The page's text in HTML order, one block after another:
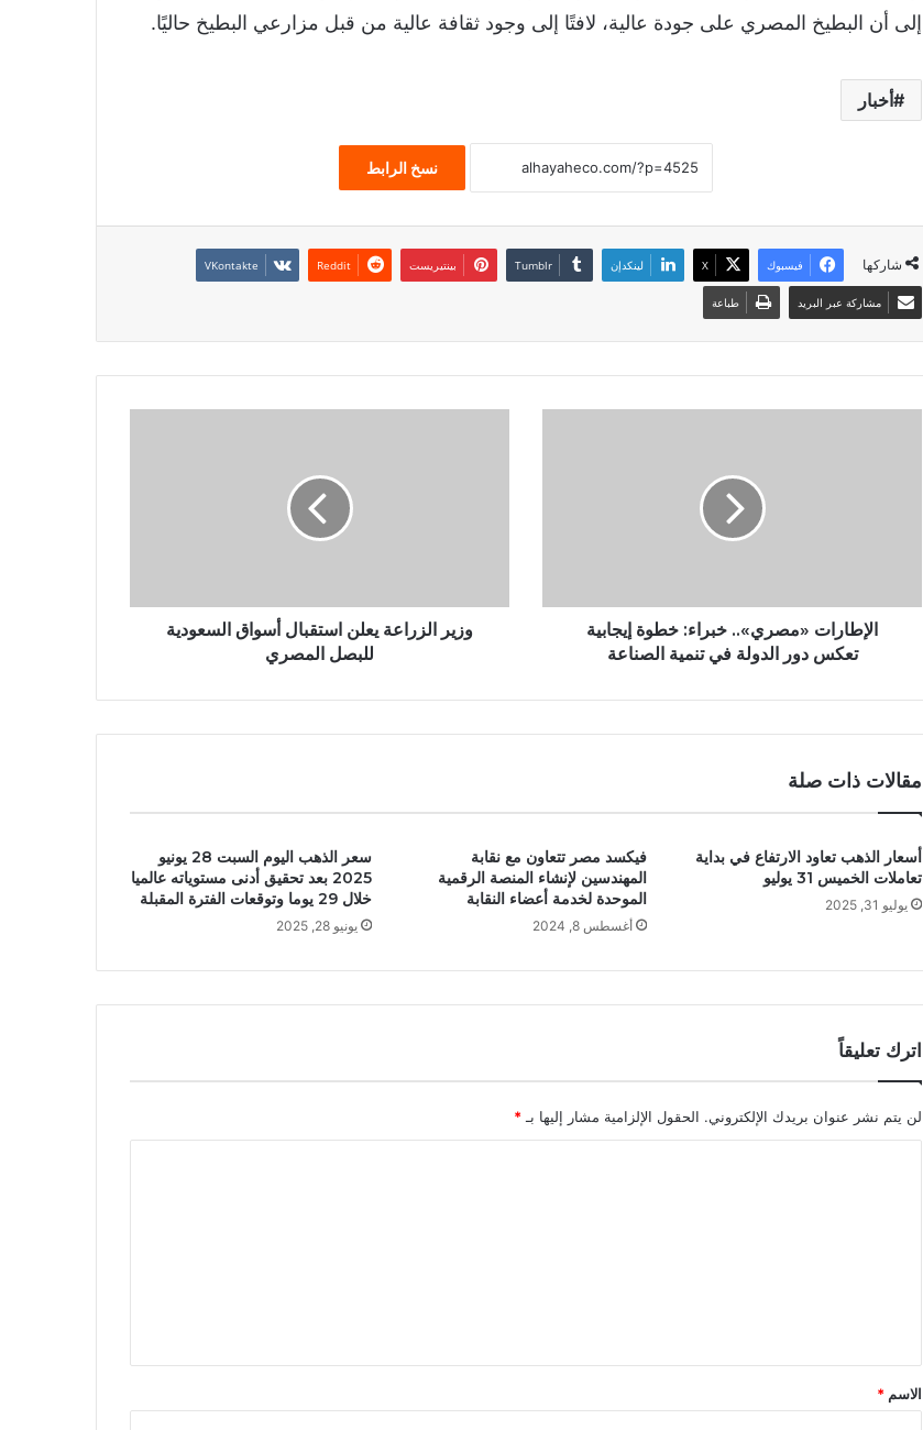
إلى أن البطيخ المصري على جودة عالية، لافتًا إلى وجود ثقافة عالية من قبل مزارعي البطيخ حاليًا.
أخبار
نسخ الرابط
شاركها فيسبوك X لينكدإن بينتيريست
مشاركة عبر البريد طباعة
الإطارات «مصري».. خبراء: خطوة إيجابية
تعكس دور الدولة في تنمية الصناعة
وزير الزراعة يعلن استقبال أسواق السعودية
للبصل المصري
مقالات ذات صلة
أسعار الذهب تعاود الارتفاع في بداية
تعاملات الخميس 31 يوليو
يوليو 31, 2025
فيكسد مصر تتعاون مع نقابة
المهندسين لإنشاء المنصة الرقمية
الموحدة لخدمة أعضاء النقابة
أغسطس 8, 2024
سعر الذهب اليوم السبت 28 يونيو
2025 بعد تحقيق أدنى مستوياته عالميا
خلال 29 يوما وتوقعات الفترة المقبلة
يونيو 28, 2025
اترك تعليقاً
لن يتم نشر عنوان بريدك الإلكتروني. الحقول الإلزامية مشار إليها بـ *
*
الاسم *